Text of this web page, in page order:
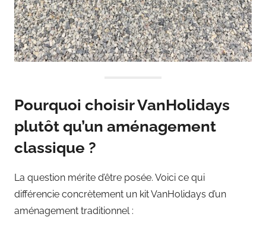
Pourquoi choisir VanHolidays
plutôt qu’un aménagement
classique ?
La question mérite d’être posée. Voici ce qui
différencie concrètement un kit VanHolidays d’un
aménagement traditionnel :